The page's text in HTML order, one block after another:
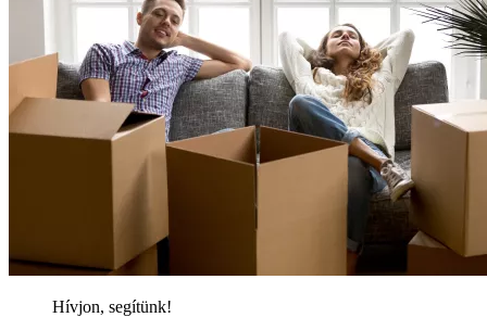
Hívjon, segítünk!